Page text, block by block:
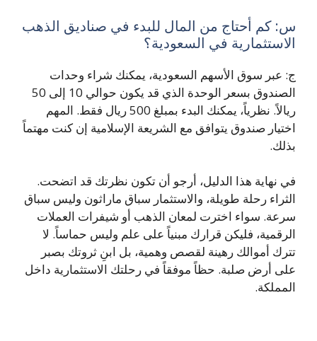
س: كم أحتاج من المال للبدء في صناديق الذهب
الاستثمارية في السعودية؟
ج: عبر سوق الأسهم السعودية، يمكنك شراء وحدات
الصندوق بسعر الوحدة الذي قد يكون حوالي 10 إلى 50
ريالاً. نظرياً، يمكنك البدء بمبلغ 500 ريال فقط. المهم
اختيار صندوق يتوافق مع الشريعة الإسلامية إن كنت مهتماً
بذلك.
في نهاية هذا الدليل، أرجو أن تكون نظرتك قد اتضحت.
الثراء رحلة طويلة، والاستثمار سباق ماراثون وليس سباق
سرعة. سواء اخترت لمعان الذهب أو شيفرات العملات
الرقمية، فليكن قرارك مبنياً على علم وليس حماساً. لا
تترك أموالك رهينة لقصص وهمية، بل ابنِ ثروتك بصبر
على أرض صلبة. حظاً موفقاً في رحلتك الاستثمارية داخل
المملكة.